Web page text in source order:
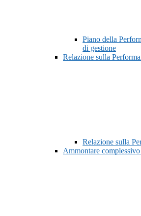
Piano della
di gestione
Relazione sulla
Relazione sulla
Ammontare